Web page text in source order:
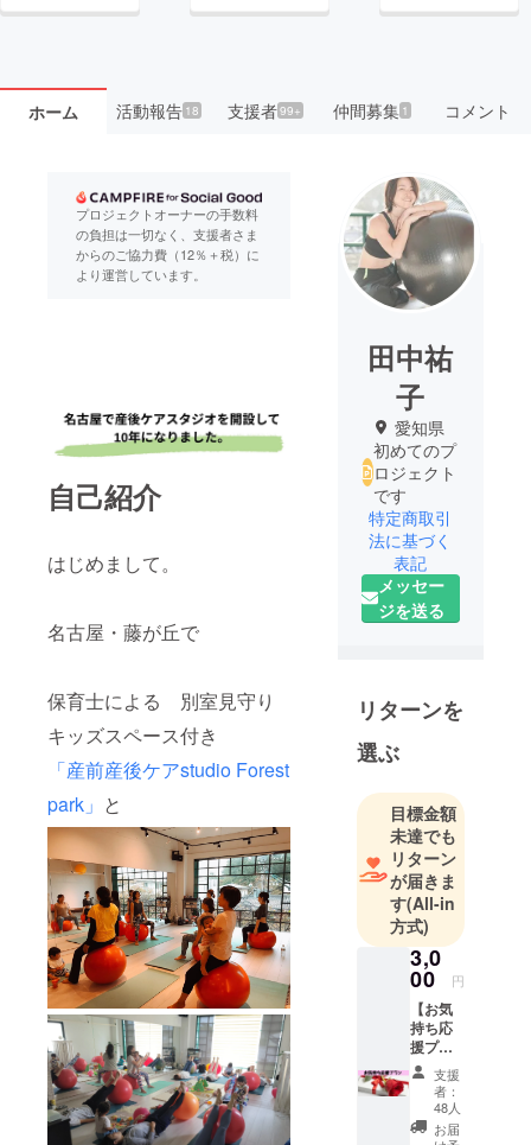
ホーム 活動報告18 支援者99+ 仲間募集 1 コメント
プロジェクトオーナーの手数料
の負担は一切なく、支援者さま
からのご協力費（12％＋税）に
より運営しています。
自己紹介
はじめまして。
名古屋・藤が丘で
保育士による 別室見守り
キッズスペース付き
「産前産後ケアstudio Forest
park」 と
田中祐
子
愛知県
初めてのプ
ロジェクト
です
特定商取引
法に基づく
表記
メッセー
ジを送る
リターンを
選ぶ
目標金額
未達でも
リターン
が届きま
す(All-in
方式)
3,0
00 円
【お気
持ち応
援プラ
ン】 あ
なたの
応援
が、私
支援
者：
48人
お届